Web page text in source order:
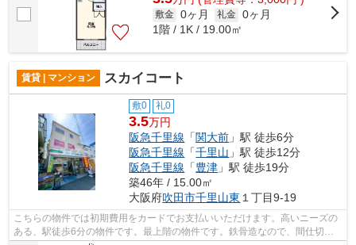
敷金 0ヶ月 礼金 0ヶ月
1階 / 1K / 19.00㎡
賃貸 | マンション スカイコート
敷0 礼0
3.5万円
阪急千里線 「関大前 」駅 徒歩6分
阪急千里線 「千里山 」駅 徒歩12分
阪急千里線 「豊津 」駅 徒歩19分
築46年 / 15.00㎡
大阪府吹田市千里山東 １丁目9-19
こちらの物件では初期費用をカードでお支払いいただけます。高いニーズの
ある、駅徒歩6分の物件です。最上階の物件です。鉄骨造なので、間仕切り